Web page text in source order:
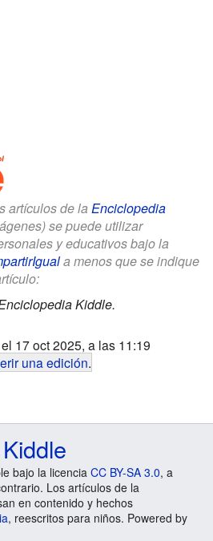
artículos de la Enciclopedia
se puede utilizar
y educativos bajo la
a menos que se indique
Kiddle.
17 oct 2025, a las 11:19
una edición.
bajo la licencia CC BY-SA 3.0, a
Los artículos de la
en contenido y hechos
, reescritos para niños. Powered by